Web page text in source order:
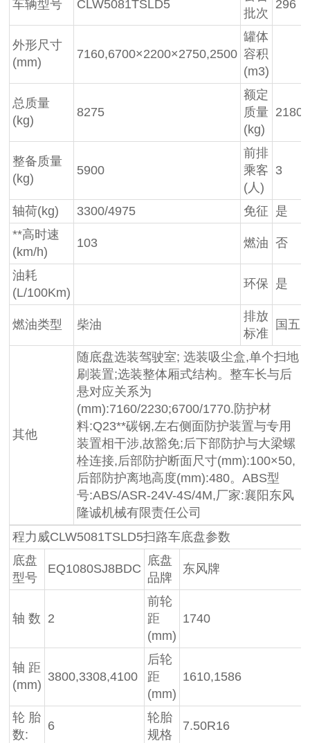
车辆型号 CLW5081TSLD5
批次
296
外形尺寸
(mm)
7160,6700×2200×2750,2500
罐体
容积
(m3)
总质量
(kg)
8275
额定
质量
(kg)
2180
整备质量
(kg)
5900
前排
乘客
(人)
3
轴荷(kg) 3300/4975 免征 是
**高时速
(km/h)
103 燃油 否
油耗
(L/100Km)
环保 是
燃油类型 柴油
排放
标准
国五
其他
随底盘选装驾驶室; 选装吸尘盒,单个扫地
刷装置;选装整体厢式结构。整车长与后
悬对应关系为
(mm):7160/2230;6700/1770.防护材
料:Q23**碳钢,左右侧面防护装置与专用
装置相干涉,故豁免;后下部防护与大梁螺
栓连接,后部防护断面尺寸(mm):100×50,
后部防护离地高度(mm):480。ABS型
号:ABS/ASR-24V-4S/4M,厂家:襄阳东风
隆诚机械有限责任公司
程力威CLW5081TSLD5扫路车底盘参数
底盘
型号
EQ1080SJ8BDC
底盘
品牌
东风牌
轴 数 2
前轮
距
(mm)
1740
轴 距
(mm)
3800,3308,4100
后轮
距
(mm)
1610,1586
轮 胎
数:
6
轮胎
规格
7.50R16